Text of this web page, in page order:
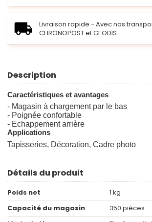
Livraison rapide - Avec nos
CHRONOPOST et GEODIS
Description
Caractéristiques et avantages
- Magasin à chargement par le bas
- Poignée confortable
- Echappement arrière
Applications
Tapisseries, Décoration, Cadre photo
Détails du produit
Poids net
1 kg
Capacité du magasin
350 pièces